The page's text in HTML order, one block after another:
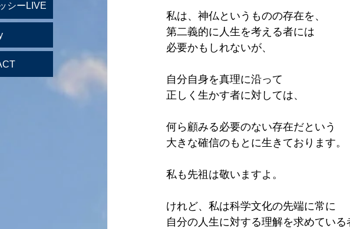
私は、神仏というものの存在を、
第二義的に人生を考える者には
必要かもしれないが、
自分自身を真理に沿って
正しく生かす者に対しては、
何ら顧みる必要のない存在だという
大きな確信のもとに生きております。
私も先祖は敬いますよ。
けれど、私は科学文化の先端に常に
自分の人生に対する理解を求めている
シーLIVE